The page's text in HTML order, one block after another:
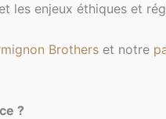
les enjeux éthiques et
Brothers et notre
?